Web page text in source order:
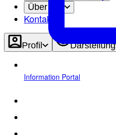
Über uns
Kontakt
Profil Darstellung
Information Portal